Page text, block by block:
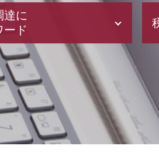
達に
ード
公庫 融資
金
方法